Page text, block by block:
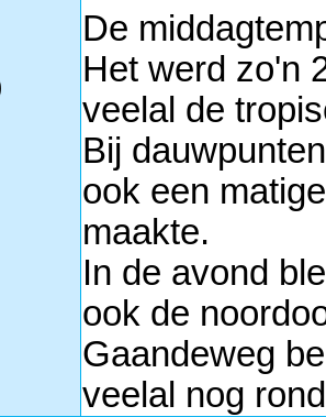
De
Het werd zo'n
veelal de
Bij
ook een
maakte.
In de avond
ook de
Gaandeweg
veelal nog